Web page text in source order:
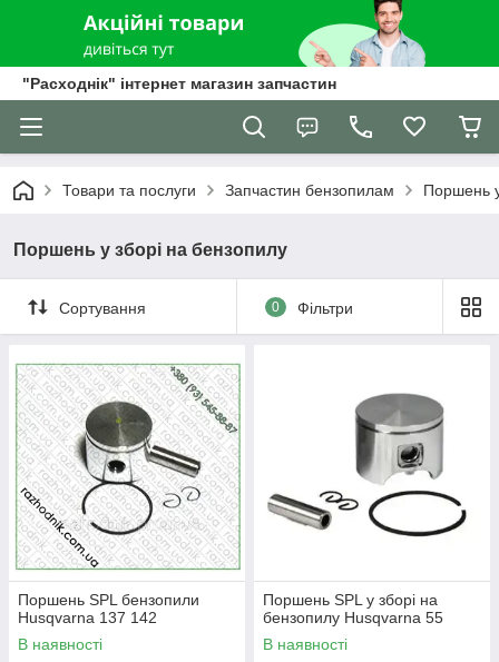
"Расходнік" інтернет магазин запчастин
Товари та послуги Запчастин бензопилам Поршень
Поршень у зборі на бензопилу
Сортування 0 Фільтри
Поршень SPL бензопили
Husqvarna 137 142
В наявності
Поршень SPL у зборі на
бензопилу Husqvarna 55
В наявності